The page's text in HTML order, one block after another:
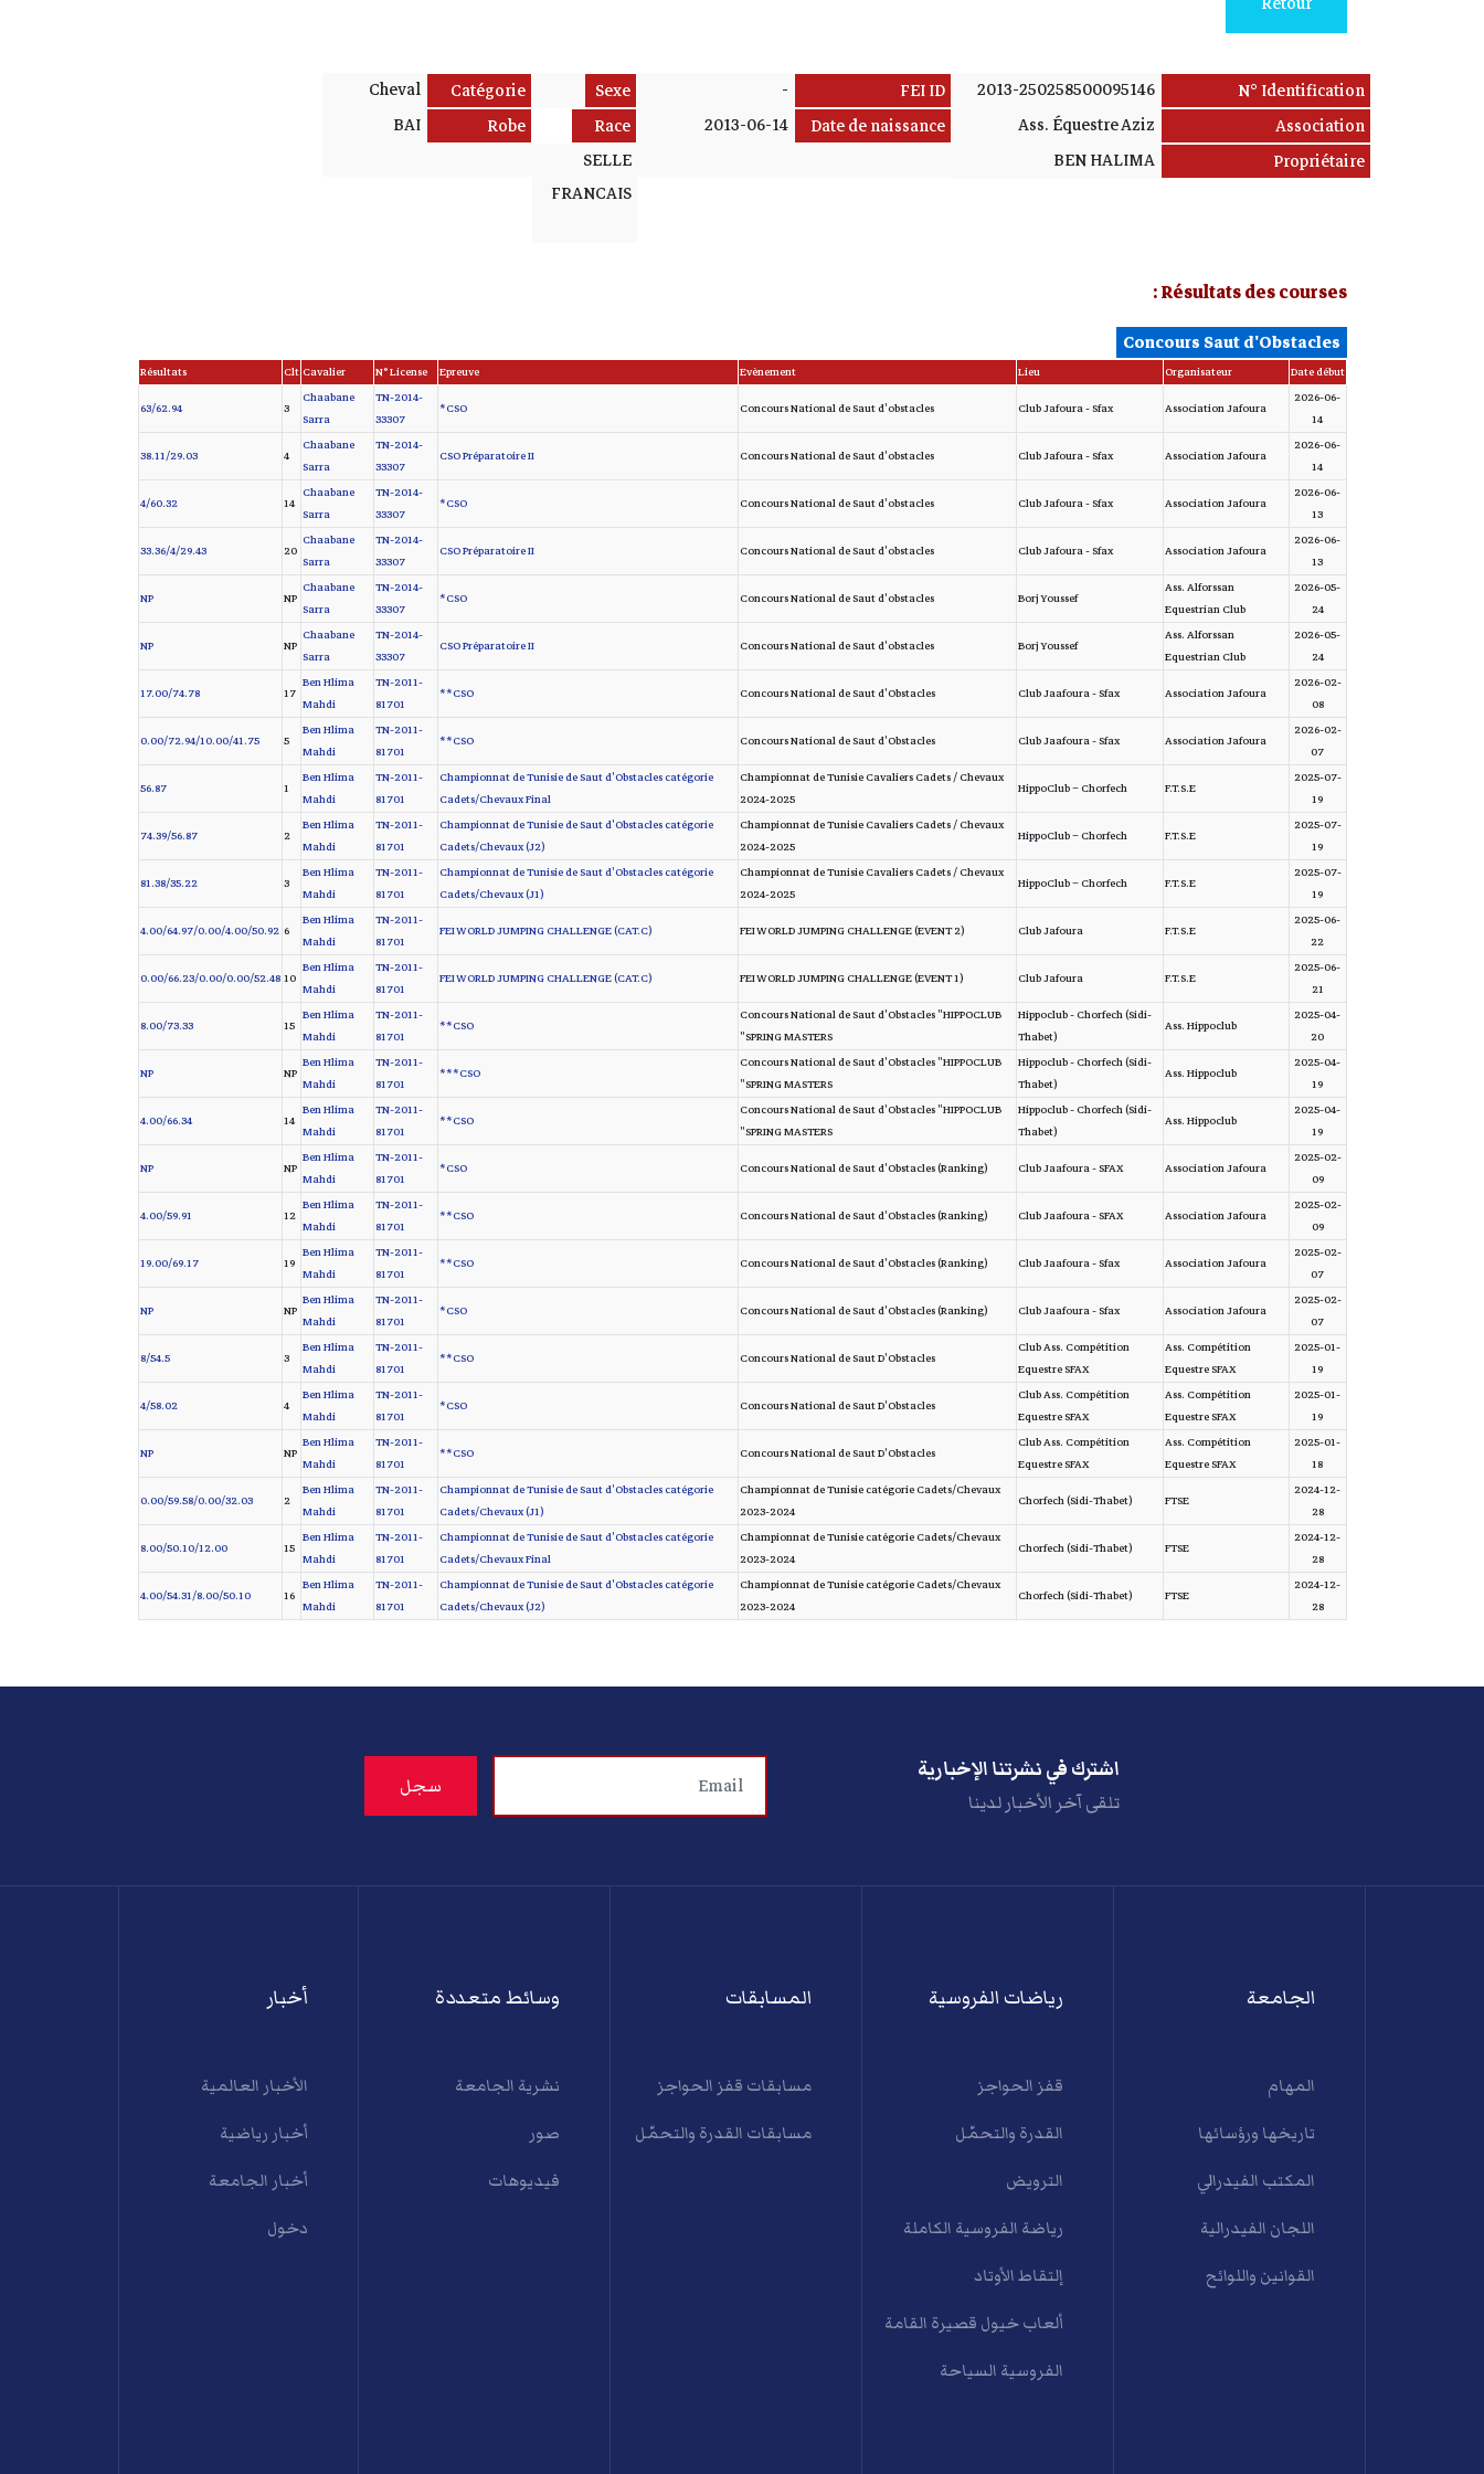
N° Identification
2013-250258500095146
Association
Ass. Équestre Aziz
Propriétaire
BEN HALIMA
FEI ID
-
Date de naissance
2013-06-14
Sexe
Race
SELLE
FRANCAIS
Catégorie
Cheval
Robe
BAI
Résultats des courses :
Concours Saut d'Obstacles
Date début
Organisateur
Lieu
Evènement
Epreuve
N° License
Cavalier
Clt
Résultats
2026-06-
14
Association Jafoura
Club Jafoura - Sfax
Concours National de Saut d'obstacles
CSO*
TN-2014-
33307
Chaabane
Sarra
3
63/62.94
2026-06-
14
Association Jafoura
Club Jafoura - Sfax
Concours National de Saut d'obstacles
CSO Préparatoire II
TN-2014-
33307
Chaabane
Sarra
4
38.11/29.03
2026-06-
13
Association Jafoura
Club Jafoura - Sfax
Concours National de Saut d'obstacles
CSO*
TN-2014-
33307
Chaabane
Sarra
14
4/60.32
2026-06-
13
Association Jafoura
Club Jafoura - Sfax
Concours National de Saut d'obstacles
CSO Préparatoire II
TN-2014-
33307
Chaabane
Sarra
20
33.36/4/29.43
2026-05-
24
Ass. Alforssan
Equestrian Club
Borj Youssef
Concours National de Saut d'obstacles
CSO*
TN-2014-
33307
Chaabane
Sarra
NP
NP
2026-05-
24
Ass. Alforssan
Equestrian Club
Borj Youssef
Concours National de Saut d'obstacles
CSO Préparatoire II
TN-2014-
33307
Chaabane
Sarra
NP
NP
2026-02-
08
Association Jafoura
Club Jaafoura - Sfax
Concours National de Saut d'Obstacles
CSO**
TN-2011-
81701
Ben Hlima
Mahdi
17
17.00/74.78
2026-02-
07
Association Jafoura
Club Jaafoura - Sfax
Concours National de Saut d'Obstacles
CSO**
TN-2011-
81701
Ben Hlima
Mahdi
5
0.00/72.94/10.00/41.75
2025-07-
19
F.T.S.E
HippoClub – Chorfech
Championnat de Tunisie Cavaliers Cadets / Chevaux
2024-2025
Championnat de Tunisie de Saut d'Obstacles catégorie
Cadets/Chevaux Final
TN-2011-
81701
Ben Hlima
Mahdi
1
56.87
2025-07-
19
F.T.S.E
HippoClub – Chorfech
Championnat de Tunisie Cavaliers Cadets / Chevaux
2024-2025
Championnat de Tunisie de Saut d'Obstacles catégorie
Cadets/Chevaux (J2)
TN-2011-
81701
Ben Hlima
Mahdi
2
74.39/56.87
2025-07-
19
F.T.S.E
HippoClub – Chorfech
Championnat de Tunisie Cavaliers Cadets / Chevaux
2024-2025
Championnat de Tunisie de Saut d'Obstacles catégorie
Cadets/Chevaux (J1)
TN-2011-
81701
Ben Hlima
Mahdi
3
81.38/35.22
2025-06-
22
F.T.S.E
Club Jafoura
FEI WORLD JUMPING CHALLENGE (EVENT 2)
FEI WORLD JUMPING CHALLENGE (CAT.C)
TN-2011-
81701
Ben Hlima
Mahdi
6
4.00/64.97/0.00/4.00/50.92
2025-06-
21
F.T.S.E
Club Jafoura
FEI WORLD JUMPING CHALLENGE (EVENT 1)
FEI WORLD JUMPING CHALLENGE (CAT.C)
TN-2011-
81701
Ben Hlima
Mahdi
10
0.00/66.23/0.00/0.00/52.48
2025-04-
20
Ass. Hippoclub
Hippoclub - Chorfech (Sidi-
Thabet)
Concours National de Saut d'Obstacles "HIPPOCLUB
SPRING MASTERS"
CSO**
TN-2011-
81701
Ben Hlima
Mahdi
15
8.00/73.33
2025-04-
19
Ass. Hippoclub
Hippoclub - Chorfech (Sidi-
Thabet)
Concours National de Saut d'Obstacles "HIPPOCLUB
SPRING MASTERS"
CSO***
TN-2011-
81701
Ben Hlima
Mahdi
NP
NP
2025-04-
19
Ass. Hippoclub
Hippoclub - Chorfech (Sidi-
Thabet)
Concours National de Saut d'Obstacles "HIPPOCLUB
SPRING MASTERS"
CSO**
TN-2011-
81701
Ben Hlima
Mahdi
14
4.00/66.34
2025-02-
09
Association Jafoura
Club Jaafoura - SFAX
Concours National de Saut d'Obstacles (Ranking)
CSO*
TN-2011-
81701
Ben Hlima
Mahdi
NP
NP
2025-02-
09
Association Jafoura
Club Jaafoura - SFAX
Concours National de Saut d'Obstacles (Ranking)
CSO**
TN-2011-
81701
Ben Hlima
Mahdi
12
4.00/59.91
2025-02-
07
Association Jafoura
Club Jaafoura - Sfax
Concours National de Saut d'Obstacles (Ranking)
CSO**
TN-2011-
81701
Ben Hlima
Mahdi
19
19.00/69.17
2025-02-
07
Association Jafoura
Club Jaafoura - Sfax
Concours National de Saut d'Obstacles (Ranking)
CSO*
TN-2011-
81701
Ben Hlima
Mahdi
NP
NP
2025-01-
19
Ass. Compétition
Equestre SFAX
Club Ass. Compétition
Equestre SFAX
Concours National de Saut D'Obstacles
CSO**
TN-2011-
81701
Ben Hlima
Mahdi
3
8/54.5
2025-01-
19
Ass. Compétition
Equestre SFAX
Club Ass. Compétition
Equestre SFAX
Concours National de Saut D'Obstacles
CSO*
TN-2011-
81701
Ben Hlima
Mahdi
4
4/58.02
2025-01-
18
Ass. Compétition
Equestre SFAX
Club Ass. Compétition
Equestre SFAX
Concours National de Saut D'Obstacles
CSO**
TN-2011-
81701
Ben Hlima
Mahdi
NP
NP
2024-12-
28
FTSE
Chorfech (Sidi-Thabet)
Championnat de Tunisie catégorie Cadets/Chevaux
2023-2024
Championnat de Tunisie de Saut d'Obstacles catégorie
Cadets/Chevaux (J1)
TN-2011-
81701
Ben Hlima
Mahdi
2
0.00/59.58/0.00/32.03
2024-12-
28
FTSE
Chorfech (Sidi-Thabet)
Championnat de Tunisie catégorie Cadets/Chevaux
2023-2024
Championnat de Tunisie de Saut d'Obstacles catégorie
Cadets/Chevaux Final
TN-2011-
81701
Ben Hlima
Mahdi
15
8.00/50.10/12.00
2024-12-
28
FTSE
Chorfech (Sidi-Thabet)
Championnat de Tunisie catégorie Cadets/Chevaux
2023-2024
Championnat de Tunisie de Saut d'Obstacles catégorie
Cadets/Chevaux (J2)
TN-2011-
81701
Ben Hlima
Mahdi
16
4.00/54.31/8.00/50.10
اشترك في نشرتنا الإخبارية
تلقى آخر الأخبار لدينا
الجامعة
المهام
تاريخها ورؤسائها
المكتب الفيدرالي
اللجان الفيدرالية
القوانين واللوائح
رياضات الفروسية
قفز الحواجز
القدرة والتحمّل
الترويض
رياضة الفروسية الكاملة
إلتقاط الأوتاد
ألعاب خيول قصيرة القامة
الفروسية السياحة
المسابقات
مسابقات قفز الحواجز
مسابقات القدرة والتحمّل
وسائط متعددة
نشرية الجامعة
صور
فيديوهات
أخبار
الأخبار العالمية
أخبار رياضية
أخبار الجامعة
دخول